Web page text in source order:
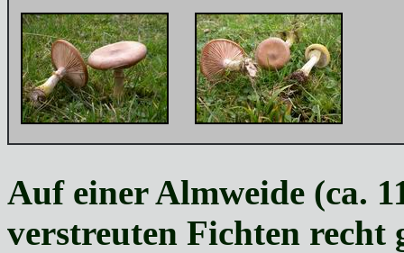
Auf einer Almweide (ca.
verstreuten Fichten recht